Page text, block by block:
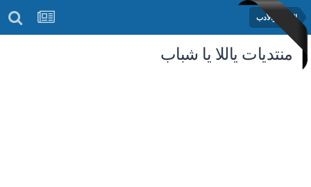
الشعر والأدب
منتديات ياللا يا شباب